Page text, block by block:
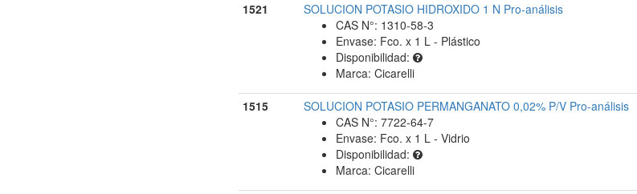
1521
SOLUCION POTASIO HIDROXIDO 1 N Pro-análisis
CAS N°: 1310-58-3
Envase: Fco. x 1 L - Plástico
Disponibilidad:
Marca: Cicarelli
1515
SOLUCION POTASIO PERMANGANATO 0,02% P/V Pro-análisis
CAS N°: 7722-64-7
Envase: Fco. x 1 L - Vidrio
Disponibilidad:
Marca: Cicarelli